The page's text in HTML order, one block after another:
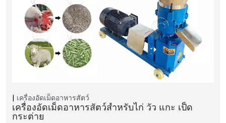
เครื่องอัดเม็ดอาหารสัตว์
เครื่องอัดเม็ดอาหารสัตว์สำหรับไก่ วัว แกะ เป็ด
กระต่าย